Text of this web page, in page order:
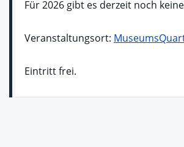
Für 2026 gibt es derzeit noch
Veranstaltungsort:
Eintritt frei.